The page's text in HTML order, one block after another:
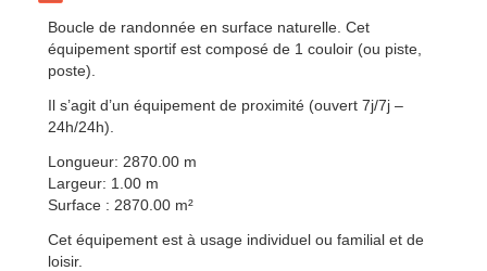
Boucle de randonnée en surface naturelle. Cet
équipement sportif est composé de 1 couloir (ou piste,
poste).
Il s’agit d’un équipement de proximité (ouvert 7j/7j –
24h/24h).
Longueur: 2870.00 m
Largeur: 1.00 m
Surface : 2870.00 m²
Cet équipement est à usage individuel ou familial et de
loisir.